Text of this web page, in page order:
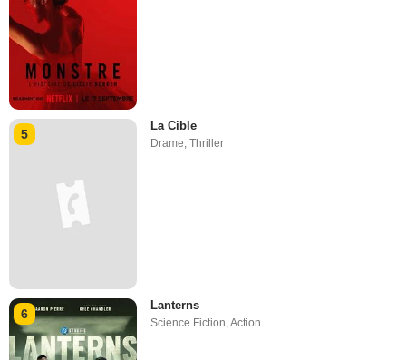
5
La Cible
Drame,Thriller
6
Lanterns
Science Fiction,Action